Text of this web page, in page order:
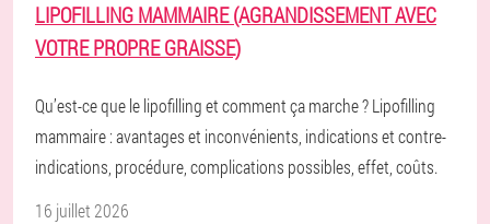
LIPOFILLING MAMMAIRE (AGRANDISSEMENT AVEC
VOTRE PROPRE GRAISSE)
Qu’est-ce que le lipofilling et comment ça marche ? Lipofilling
mammaire : avantages et inconvénients, indications et contre-
indications, procédure, complications possibles, effet, coûts.
16 juillet 2026